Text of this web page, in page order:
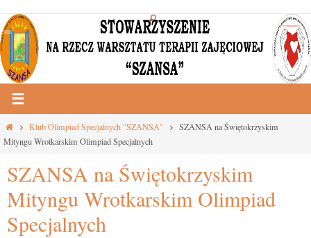
Przejdź
do
treści
Strona
główna
Klub Olimpiad Specjalnych "SZANSA"
SZANSA na Świętokrzyskim
Mityngu Wrotkarskim Olimpiad Specjalnych
SZANSA na Świętokrzyskim
Mityngu Wrotkarskim Olimpiad
Specjalnych